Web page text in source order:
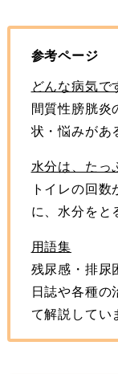
参考ページ
どんな病気で
間質性膀胱炎
状・悩みがあ
水分は、たっ
トイレの回
に、水分をと
用語集
残尿感・排尿
日誌や各種の
て解説してい